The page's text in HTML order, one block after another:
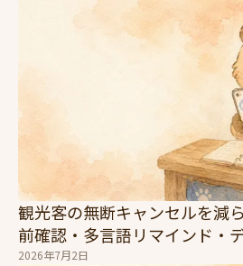
観光客の無断キャンセルを減
前確認・多言語リマインド・
2026年7月2日